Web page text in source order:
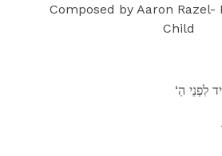
Composed by Aaron Razel-
Child
לִפְנֵי הַ